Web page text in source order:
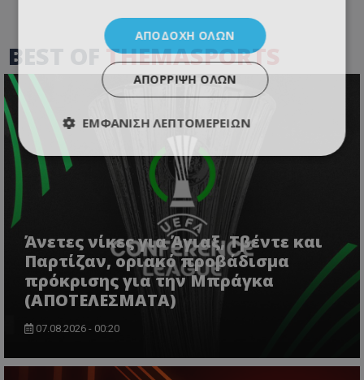
BEST OF THEMASPORTS
Άνετες νίκες για Άγιαξ, Τβέντε και
Παρτίζαν, οριακό προβάδισμα
πρόκρισης για την Μπράγκα
(ΑΠΟΤΕΛΕΣΜΑΤΑ)
07.08.2026 - 00:20
ΑΠΟΔΟΧΉ ΌΛΩΝ
ΑΠΌΡΡΙΨΗ ΌΛΩΝ
ΕΜΦΆΝΙΣΗ ΛΕΠΤΟΜΕΡΕΙΏΝ